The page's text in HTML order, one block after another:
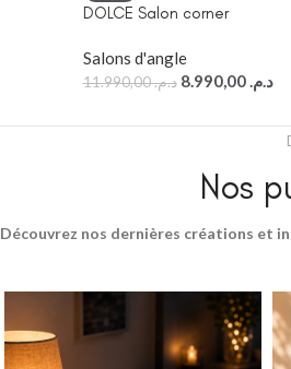
DOLCE Salon corner
Salons d'angle
د.م.11.990,00 د.م. 8.990,00
Nos
Découvrez nos dernières créations et